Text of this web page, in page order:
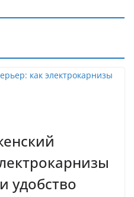
удобство